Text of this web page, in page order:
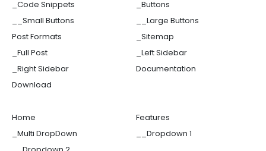
_Code Snippets
_Buttons
__Small Buttons
__Large Buttons
Post Formats
_Sitemap
_Full Post
_Left Sidebar
_Right Sidebar
Documentation
Download
Home
Features
_Multi DropDown
__Dropdown 1